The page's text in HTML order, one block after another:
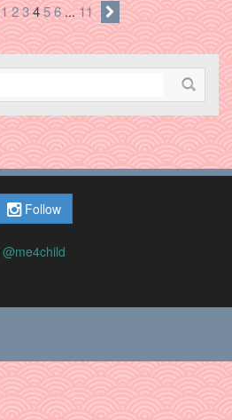
123456...11
Follow
@me4child